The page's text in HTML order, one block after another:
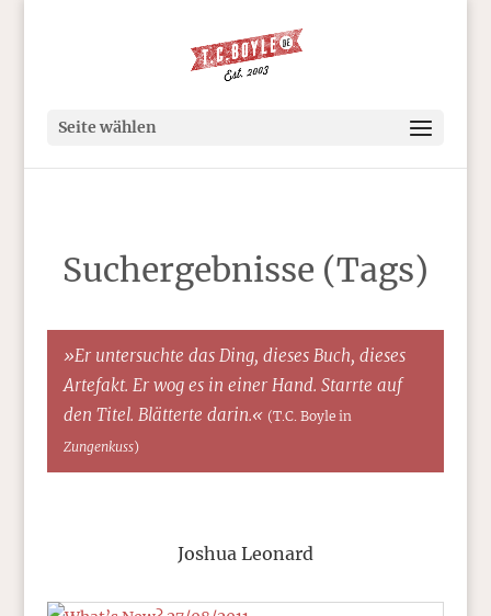
Seite wählen
Suchergebnisse (Tags)
»Er untersuchte das Ding, dieses Buch, dieses
Artefakt. Er wog es in einer Hand. Starrte auf
den Titel. Blätterte darin.« (T.C. Boyle in
Zungenkuss)
Joshua Leonard